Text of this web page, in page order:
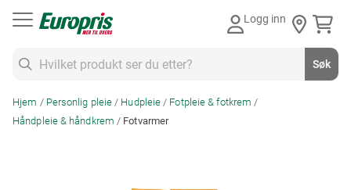
Logg inn
Søk
Hjem Personlig pleie Hudpleie
Fotpleie & fotkrem
Håndpleie & håndkrem
Fotvarmer